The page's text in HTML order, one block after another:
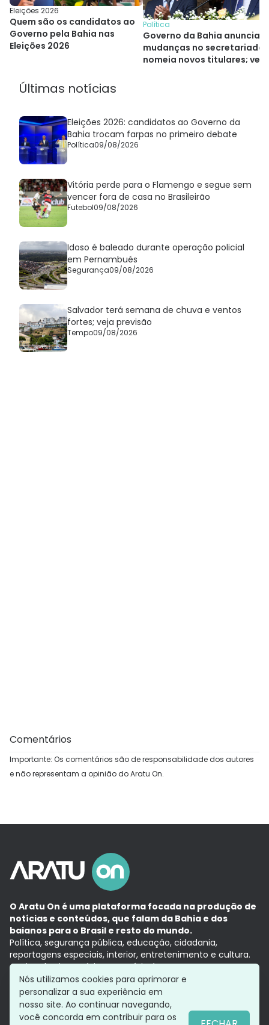
Eleições 2026
Quem são os candidatos ao
Governo pela Bahia nas
Eleições 2026
Política
Governo da Bahia anuncia
mudanças no secretariado
nomeia novos titulares; veja
Últimas notícias
Eleições 2026: candidatos ao Governo da
Bahia trocam farpas no primeiro debate
Política09/08/2026
Vitória perde para o Flamengo e segue sem
vencer fora de casa no Brasileirão
Futebol09/08/2026
Idoso é baleado durante operação policial
em Pernambués
Segurança09/08/2026
Salvador terá semana de chuva e ventos
fortes; veja previsão
Tempo09/08/2026
Comentários
Importante: Os comentários são de responsabilidade dos autores
e não representam a opinião do Aratu On.
O Aratu On é uma plataforma focada na produção de
notícias e conteúdos, que falam da Bahia e dos
baianos para o Brasil e resto do mundo.
Política, segurança pública, educação, cidadania,
reportagens especiais, interior, entretenimento e cultura.
Aqui, tudo vira notícia e a notícia é no tempo presente,
com a credibilidade do Grupo Aratu.
Grupo Aratu
Política de privacidade
Nós utilizamos cookies para aprimorar e
personalizar a sua experiência em
nosso site. Ao continuar navegando,
você concorda em contribuir para os